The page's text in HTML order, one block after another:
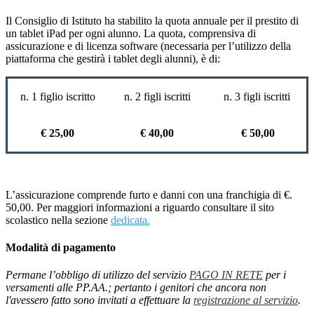
Il Consiglio di Istituto ha stabilito la quota annuale per il prestito di
un tablet iPad per ogni alunno. La quota, comprensiva di
assicurazione e di licenza software (necessaria per l’utilizzo della
piattaforma che gestirà i tablet degli alunni), è di:
n. 1 figlio iscritto n. 2 figli iscritti n. 3 figli iscritti
€ 25,00 € 40,00 € 50,00
L’assicurazione comprende furto e danni con una franchigia di €.
50,00. Per maggiori informazioni a riguardo consultare il sito
scolastico nella sezione dedicata.
Modalità di pagamento
Permane l’obbligo di utilizzo del servizio PAGO IN RETE per i
versamenti alle PP.AA.; pertanto i genitori che ancora non
l'avessero fatto sono invitati a effettuare la registrazione al servizio.